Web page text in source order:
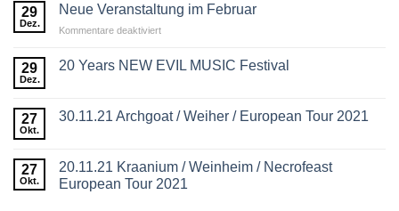
29
Dez.
Neue Veranstaltung im Februar
Kommentare deaktiviertfür
Veranstaltung
29
Dez.
20 Years NEW EVIL MUSIC Festival
27
Okt.
30.11.21 Archgoat / Weiher / European Tour 2021
27
Okt.
20.11.21 Kraanium / Weinheim / Necrofeast
European Tour 2021